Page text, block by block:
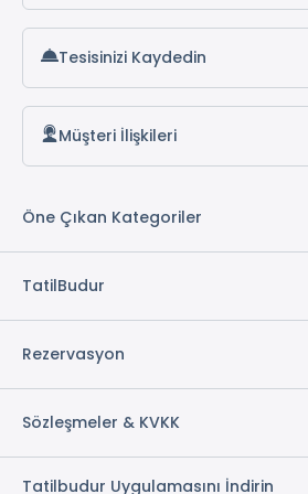
1 Adet Banyo
Concierge Hizmeti
* ile işaretli özellikler ücretlidir.
Tesisinizi Kaydedin
Müşteri İlişkileri
Öne Çıkan Kategoriler
TatilBudur
Rezervasyon
Sözleşmeler & KVKK
Tatilbudur Uygulamasını İndirin